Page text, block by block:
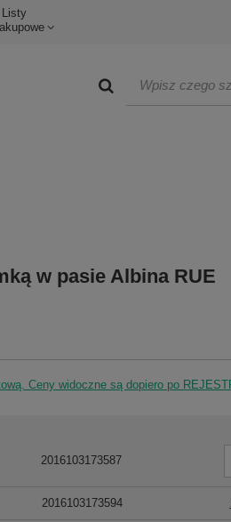
Listy
w pasie Albina RUE
Ceny widoczne są dopiero po
2016103173587
2016103173594